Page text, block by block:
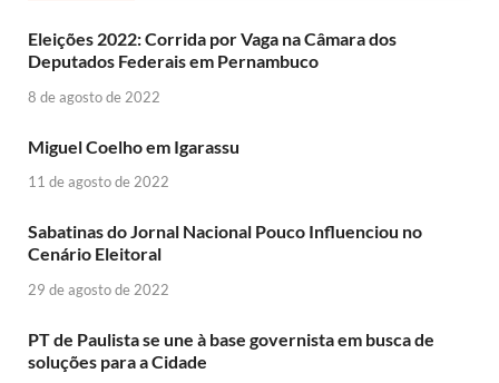
Eleições 2022: Corrida por Vaga na Câmara dos
Deputados Federais em Pernambuco
8 de agosto de 2022
Miguel Coelho em Igarassu
11 de agosto de 2022
Sabatinas do Jornal Nacional Pouco Influenciou no
Cenário Eleitoral
29 de agosto de 2022
PT de Paulista se une à base governista em busca de
soluções para a Cidade